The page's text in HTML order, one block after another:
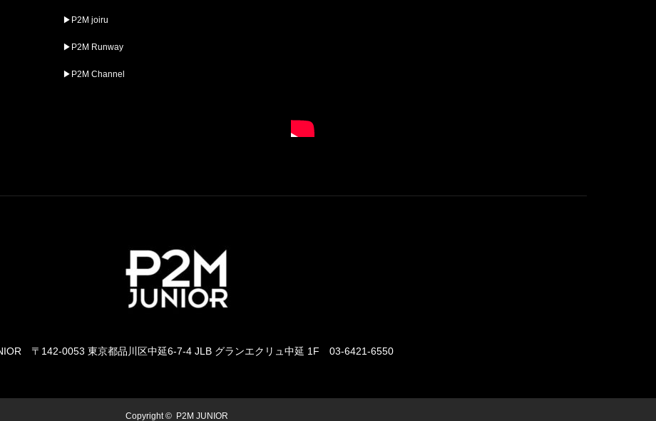
▶︎P2M joiru
▶︎P2M Runway
▶︎P2M Channel
〒142-0053 東京都品川区中延6-7-4 JLB グランエクリュ中延 1F 03-6421-6550
Copyright © P2M JUNIOR